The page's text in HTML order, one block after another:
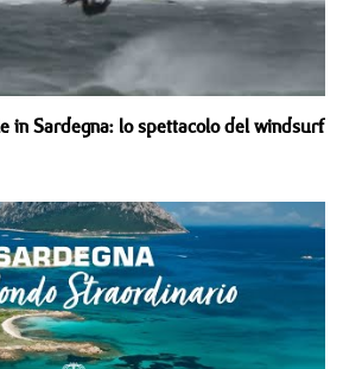
in Sardegna: lo spettacolo del windsurf